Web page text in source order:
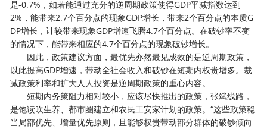
是-0.7%，如若能通过充分的逆周期政策使得GDP平减指数达到
2%，能带来2.7个百分点的现象GDP增长，带来2个百分点的本质G
DP增长，计较带来现象GDP增速飞腾4.7个百分点。在破钞率不变
的情况下，能带来相应的4.7个百分点的现象破钞增长。
因此，政策建议方面，最优先亦然最见成效的是逆周期政策，
以此提高GDP增速，带动全社会收入和破钞在短期内权贵增多。裁
减政策利率和扩大人人投资是逆周期政策的重心内容。
短期内务策阻力相对较小，应该尽快推出的政策，张斌线路，
是饱读吹生养、都市圈建立和农民工安家计划的政策。“这些政策稳
当局部优先、增量优先原则，且能够权贵带动部分群体的破钞倾向